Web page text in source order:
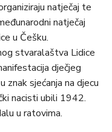
natječaj te
natječaj
u Češku.
stvaralaštva Lidice
dječjeg
sjećanja na djecu
nacisti ubili 1942.
u ratovima.